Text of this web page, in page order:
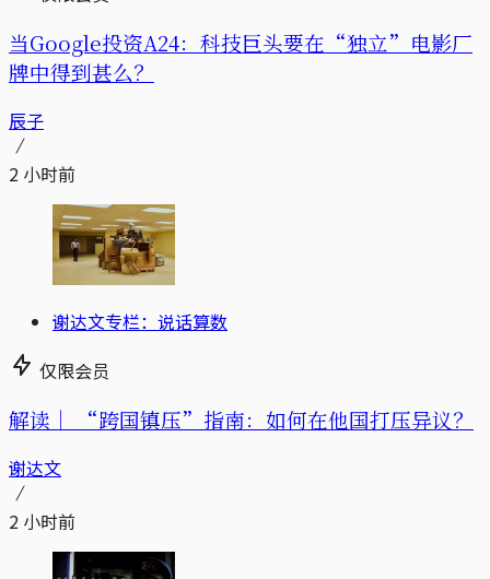
当Google投资A24：科技巨头要在“独立”电影厂
牌中得到甚么？
辰子
2 小时前
谢达文专栏：说话算数
仅限会员
解读｜ “跨国镇压”指南：如何在他国打压异议？
谢达文
2 小时前